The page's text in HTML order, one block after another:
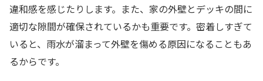
違和感を感じたりします。また、家の外壁とデッキの間に
適切な隙間が確保されているかも重要です。密着しすぎて
いると、雨水が溜まって外壁を傷める原因になることもあ
るからです。